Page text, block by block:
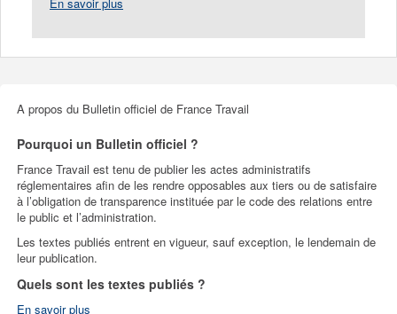
A propos du Bulletin officiel de France Travail
Pourquoi un Bulletin officiel ?
France Travail est tenu de publier les actes administratifs
réglementaires afin de les rendre opposables aux tiers ou de satisfaire
à l’obligation de transparence instituée par le code des relations entre
le public et l’administration.
Les textes publiés entrent en vigueur, sauf exception, le lendemain de
leur publication.
Quels sont les textes publiés ?
En savoir plus